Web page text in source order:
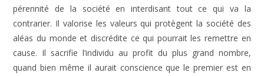
pérennité de la société en interdisant tout ce qui va la
contrarier. Il valorise les valeurs qui protègent la société des
aléas du monde et discrédite ce qui pourrait les remettre en
cause. Il sacrifie l’individu au profit du plus grand nombre,
quand bien même il aurait conscience que le premier est en